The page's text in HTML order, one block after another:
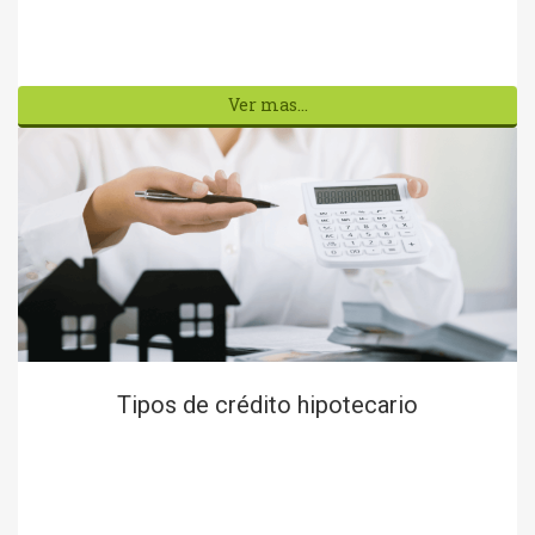
Ver mas...
Tipos de crédito hipotecario